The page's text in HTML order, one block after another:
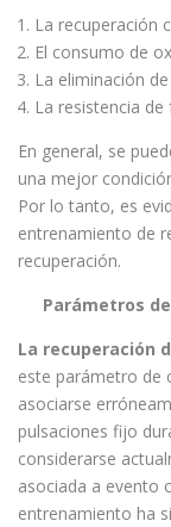
La recuperación
El consumo de
La eliminación
La resistencia
En general, se
una mejor
Por lo tanto, es
entrenamiento de
recuperación.
Parámetros
La recuperación
este parámetro de
asociarse
pulsaciones fijo
considerarse
asociada a evento
entrenamiento ha